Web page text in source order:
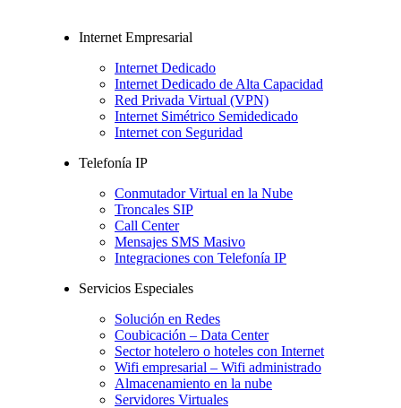
Internet Empresarial
Internet Dedicado
Internet Dedicado de Alta Capacidad
Red Privada Virtual (VPN)
Internet Simétrico Semidedicado
Internet con Seguridad
Telefonía IP
Conmutador Virtual en la Nube
Troncales SIP
Call Center
Mensajes SMS Masivo
Integraciones con Telefonía IP
Servicios Especiales
Solución en Redes
Coubicación – Data Center
Sector hotelero o hoteles con Internet
Wifi empresarial – Wifi administrado
Almacenamiento en la nube
Servidores Virtuales